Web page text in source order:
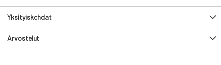
Yksityiskohdat
Arvostelut